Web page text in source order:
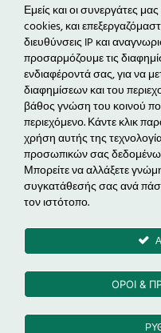
Η εταιρεία
Η ομάδα
Τα νέα μας
Επικοινωνία
Δραστηριότητες
Ενεργειακά Έργα
Ηλεκτροκίνηση
Εξοικονόμηση
Διαχείριση Ενέργειας
Μέτοχος
Εμείς και οι συνεργάτες
cookies, και
διευθύνσεις IP και
προσαρμόζουμε τις
ενδιαφέροντά σας, για να
διαφημίσεων και του
βάθος γνώση του κοινού
περιεχόμενο. Κάντε κλικ
χρήση αυτής της
προσωπικών σας
Μπορείτε να αλλάξετε
συγκατάθεσής σας ανά
τον ιστότοπο.
ΟΡΟΙ &